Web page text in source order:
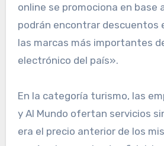
online se promociona en base
podrán encontrar descuentos
las marcas más importantes
electrónico del país».
En la categoría turismo, las
y Al Mundo ofertan servicios
era el precio anterior de los